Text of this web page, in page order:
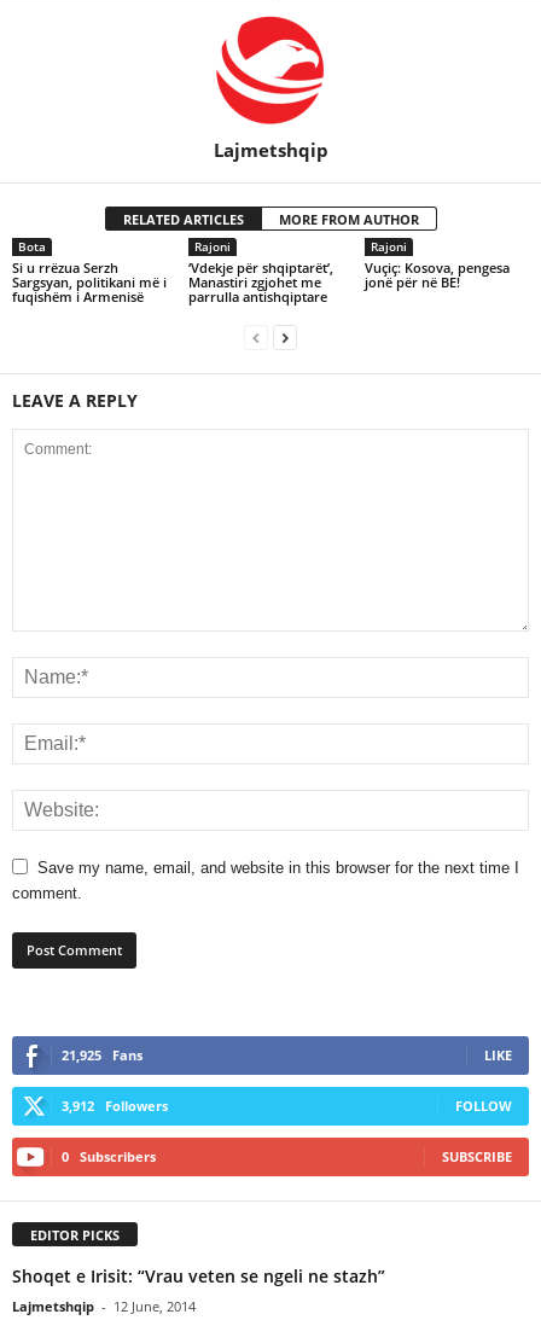
Lajmetshqip
RELATED ARTICLES MORE FROM AUTHOR
Bota
Si u rrëzua Serzh
Sargsyan, politikani më i
fuqishëm i Armenisë
Rajoni
‘Vdekje për shqiptarët’,
Manastiri zgjohet me
parrulla antishqiptare
Rajoni
Vuçiç: Kosova, pengesa
jonë për në BE!
LEAVE A REPLY
Save my name, email, and website in this browser for the next time I
comment.
21,925 Fans LIKE
3,912 Followers FOLLOW
0 Subscribers SUBSCRIBE
EDITOR PICKS
Shoqet e Irisit: “Vrau veten se ngeli ne stazh”
Lajmetshqip - 12 June, 2014